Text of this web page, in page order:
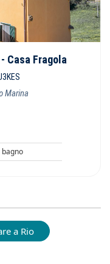
Casa Fragola
Marina
a Rio